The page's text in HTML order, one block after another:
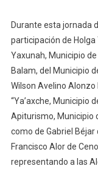
Durante esta jornada
participación de
Yaxunah, Municipio
Balam, del Municipio
Wilson Avelino
“Ya’axche, Municipio
Apiturismo, Municipio
como de Gabriel Béjar
Francisco Alor de
representando a las